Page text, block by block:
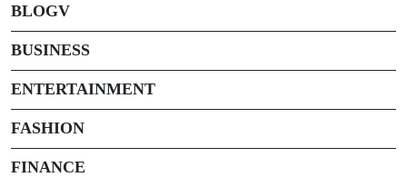
BLOGV
BUSINESS
ENTERTAINMENT
FASHION
FINANCE